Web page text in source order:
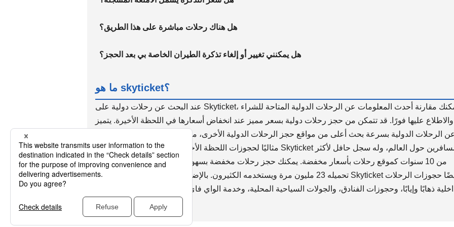
هل هناك رحلات مباشرة على هذا الطريق؟
هل يمكنني تغيير أو إلغاء تذكرة الطيران الخاصة بي بعد الحجز؟
ما هو skyticket؟
عند البحث عن رحلات دولية على Skyticket، يمكنك مقارنة أحدث المعلومات عن الرحلات الدولية المتاحة للشراء
والاطلاع عليها فورًا. قد تتمكن من حجز رحلات دولية بسعر مميز عند انخفاض أسعارها في اللحظة الأخيرة. يتميز
مثاليًا لحجوزات اللحظة الأخيرة للرحلات الدولية. يستخدم Skyticket المسافرين حول العالم، وله سجل حافل لأكثر
من 10 سنوات كموقع رحلات بأسعار مخفضة. يمكنك حجز رحلات مخفضة بسهولة باستخدام التطبيق، الذي تم
تحميله 23 مليون مرة ويستخدمه الكثيرون. بالإضافة إلى الرحلات الدولية، يقبل Skyticket أيضًا حجوزات الرحلات
ذهابًا وإيابًا، وحجوزات الفنادق، والجولات السياحية المحلية، وخدمة الواي فاي الدولية، والحافلات السريعة،